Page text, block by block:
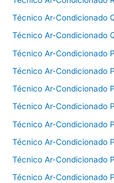
Técnico Ar-Condicionado
Técnico Ar-Condicionado
Técnico Ar-Condicionado
Técnico Ar-Condicionado
Técnico Ar-Condicionado
Técnico Ar-Condicionado
Técnico Ar-Condicionado
Técnico Ar-Condicionado
Técnico Ar-Condicionado
Técnico Ar-Condicionado